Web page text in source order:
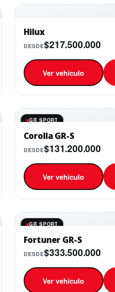
Hilux
DESDE$217.500.000
Ver vehículo
GR SPORT
Corolla GR-S
DESDE$131.200.000
Ver vehículo
GR SPORT
Fortuner GR-S
DESDE$333.500.000
Ver vehículo